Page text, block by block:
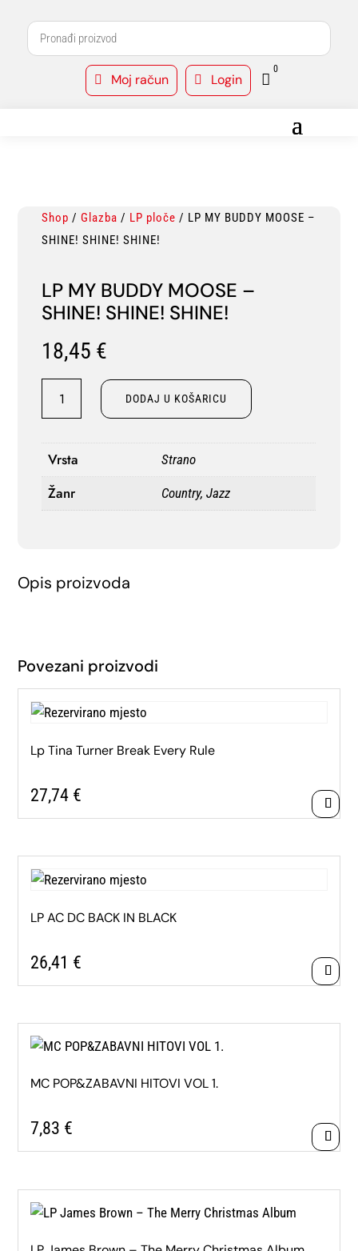
 Moj račun  Login 
0
Shop / Glazba / LP ploče / LP MY BUDDY MOOSE –
SHINE! SHINE! SHINE!
LP MY BUDDY MOOSE –
SHINE! SHINE! SHINE!
18,45 €
MOOSE
–
SHINE!
DODAJ U KOŠARICU
Vrsta Strano
Žanr Country, Jazz
Opis proizvoda
Povezani proizvodi
Lp Tina Turner Break Every Rule
27,74 €
LP AC DC BACK IN BLACK
26,41 €
MC POP&ZABAVNI HITOVI VOL 1.
7,83 €